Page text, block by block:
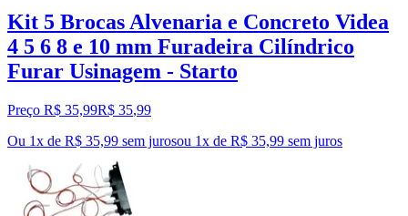
Kit 5 Brocas Alvenaria e Concreto Videa
4 5 6 8 e 10 mm Furadeira Cilíndrico
Furar Usinagem - Starto
Preço R$ 35,99R$ 35,99
Ou 1x de R$ 35,99 sem jurosou 1x de R$ 35,99 sem juros